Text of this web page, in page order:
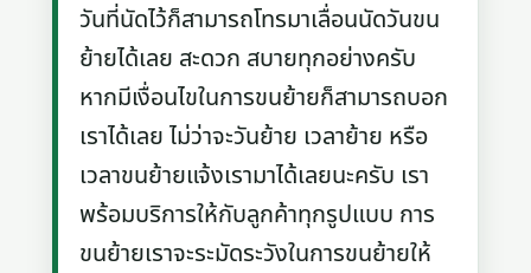
วันที่นัดไว้ก็สามารถโทรมาเลื่อนนัดวันขน
ย้ายได้เลย สะดวก สบายทุกอย่างครับ
หากมีเงื่อนไขในการขนย้ายก็สามารถบอก
เราได้เลย ไม่ว่าจะวันย้าย เวลาย้าย หรือ
เวลาขนย้ายแจ้งเรามาได้เลยนะครับ เรา
พร้อมบริการให้กับลูกค้าทุกรูปแบบ การ
ขนย้ายเราจะระมัดระวังในการขนย้ายให้